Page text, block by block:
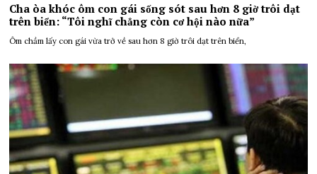
Cha òa khóc ôm con gái sống sót sau hơn 8 giờ trôi dạt
trên biển: “Tôi nghĩ chẳng còn cơ hội nào nữa”
Ôm chầm lấy con gái vừa trở về sau hơn 8 giờ trôi dạt trên biển,